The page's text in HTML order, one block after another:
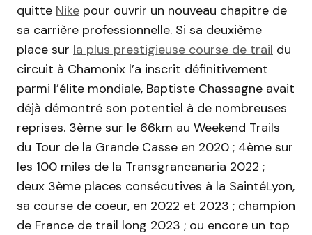
quitte Nike pour ouvrir un nouveau chapitre de
sa carrière professionnelle. Si sa deuxième
place sur la plus prestigieuse course de trail du
circuit à Chamonix l’a inscrit définitivement
parmi l’élite mondiale, Baptiste Chassagne avait
déjà démontré son potentiel à de nombreuses
reprises. 3ème sur le 66km au Weekend Trails
du Tour de la Grande Casse en 2020 ; 4ème sur
les 100 miles de la Transgrancanaria 2022 ;
deux 3ème places consécutives à la SaintéLyon,
sa course de coeur, en 2022 et 2023 ; champion
de France de trail long 2023 ; ou encore un top